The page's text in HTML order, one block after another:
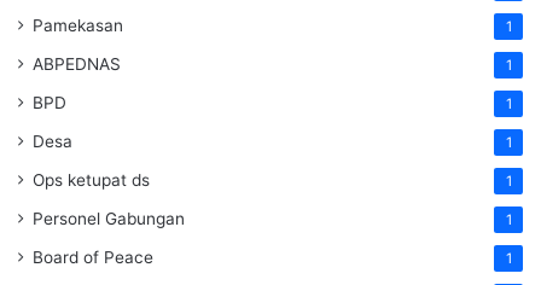
Pamekasan 1
ABPEDNAS 1
BPD 1
Desa 1
Ops ketupat ds 1
Personel Gabungan 1
Board of Peace 1